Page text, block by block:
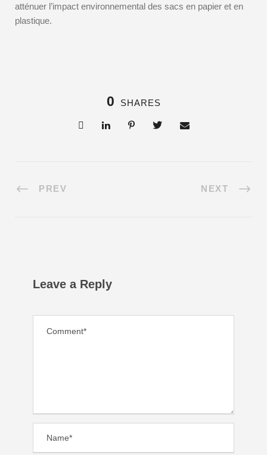
atténuer l’impact environnemental des sacs en papier et en
plastique.
0 SHARES
PREV NEXT
Leave a Reply